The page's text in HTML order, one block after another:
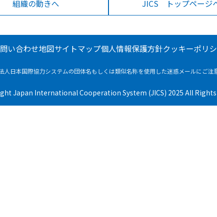
組織の動きへ JICS トップページ
い合わせ地図サイトマップ個人情報保護方針クッキーポリ
人日本国際協力システムの団体名もしくは類似名称を使用した迷惑メールにご注
Japan International Cooperation System (JICS) 2025 All Rights